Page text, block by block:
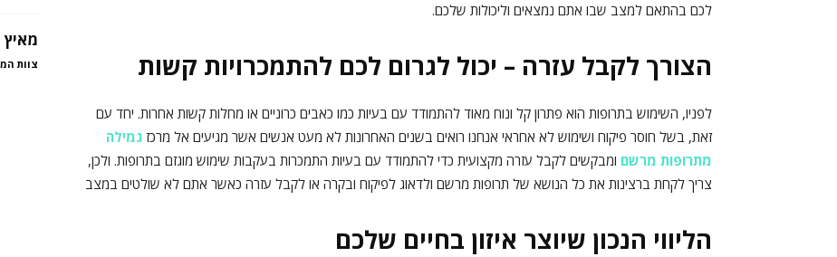
לכם בהתאם למצב שבו אתם נמצאים וליכולות שלכם.
הצורך לקבל עזרה – יכול לגרום לכם להתמכרויות קשות
‏לפניו, השימוש בתרופות הוא פתרון קל ונוח מאוד להתמודד עם בעיות כמו כאבים כרוניים או מחלות קשות אחרות. יחד עם
זאת, בשל חוסר פיקוח ושימוש לא אחראי אנחנו רואים בשנים האחרונות לא מעט אנשים אשר מגיעים אל מרכז גמילה
מתרופות מרשם ומבקשים לקבל עזרה מקצועית כדי להתמודד עם בעיות התמכרות בעקבות שימוש מוגזם בתרופות. ולכן,
צריך לקחת ברצינות את כל הנושא של תרופות מרשם ולדאוג לפיקוח ובקרה או לקבל עזרה כאשר אתם לא שולטים במצב
הליווי הנכון שיוצר איזון בחיים שלכם
מאיץ
צוות